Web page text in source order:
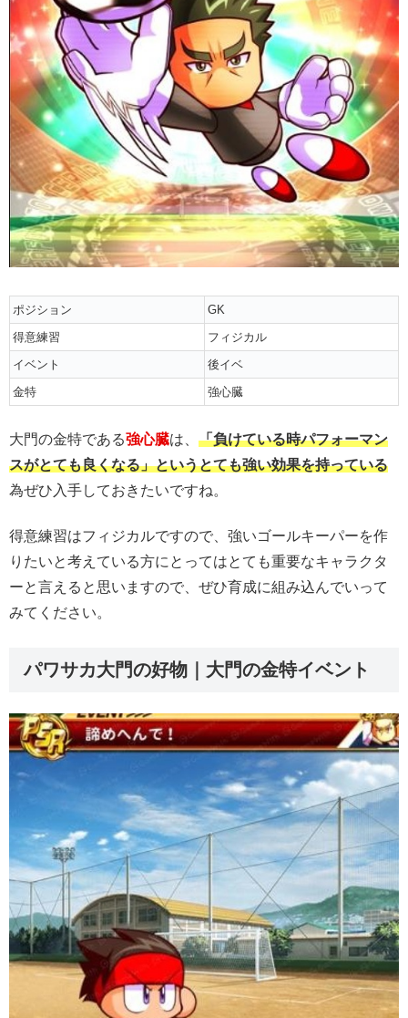
ポジション
GK
得意練習
フィジカル
イベント
後イベ
金特
強心臓
大門の金特である強心臓は、 「負けている時パフォーマン
スがとても良くなる」というとても強い効果を持っている
為ぜひ入手しておきたいですね。
得意練習はフィジカルですので、強いゴールキーパーを作
りたいと考えている方にとってはとても重要なキャラクタ
ーと言えると思いますので、ぜひ育成に組み込んでいって
みてください。
パワサカ大門の好物｜大門の金特イベント